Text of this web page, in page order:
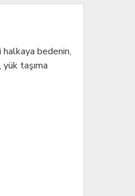
bedenin,
taşıma